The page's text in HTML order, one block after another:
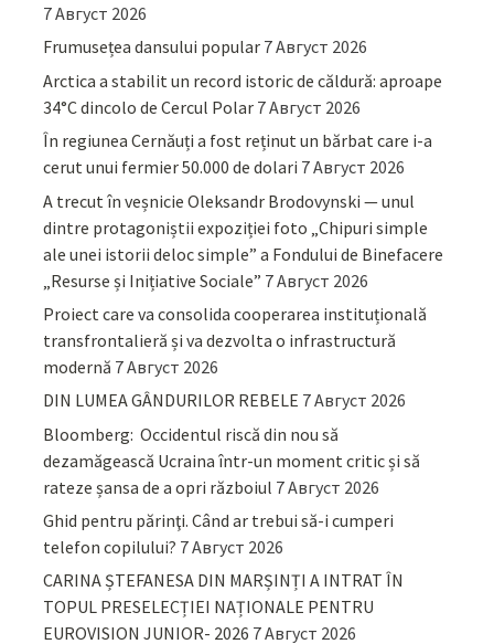
7 Август 2026
Frumusețea dansului popular 7 Август 2026
Arctica a stabilit un record istoric de căldură: aproape
34°C dincolo de Cercul Polar 7 Август 2026
În regiunea Cernăuți a fost reținut un bărbat care i-a
cerut unui fermier 50.000 de dolari 7 Август 2026
A trecut în veșnicie Oleksandr Brodovynski — unul
dintre protagoniștii expoziției foto „Chipuri simple
ale unei istorii deloc simple” a Fondului de Binefacere
„Resurse și Inițiative Sociale” 7 Август 2026
Proiect care va consolida cooperarea instituțională
transfrontalieră și va dezvolta o infrastructură
modernă 7 Август 2026
DIN LUMEA GÂNDURILOR REBELE 7 Август 2026
Bloomberg: Occidentul riscă din nou să
dezamăgească Ucraina într-un moment critic și să
rateze șansa de a opri războiul 7 Август 2026
Ghid pentru părinţi. Când ar trebui să-i cumperi
telefon copilului? 7 Август 2026
CARINA ȘTEFANESA DIN MARȘINȚI A INTRAT ÎN
TOPUL PRESELECȚIEI NAȚIONALE PENTRU
EUROVISION JUNIOR- 2026 7 Август 2026